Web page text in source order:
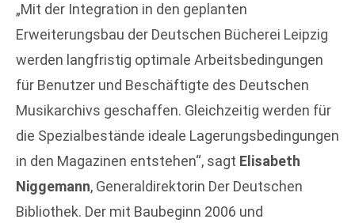
„Mit der Integration in den geplanten
Erweiterungsbau der Deutschen Bücherei Leipzig
werden langfristig optimale Arbeitsbedingungen
für Benutzer und Beschäftigte des Deutschen
Musikarchivs geschaffen. Gleichzeitig werden für
die Spezialbestände ideale Lagerungsbedingungen
in den Magazinen entstehen“, sagt Elisabeth
Niggemann, Generaldirektorin Der Deutschen
Bibliothek. Der mit Baubeginn 2006 und